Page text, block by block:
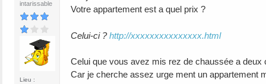
intarissable
Lieu :
Votre appartement est a quel prix ?
Celui-ci ?http://xxxxxxxxxxxxxxx.html
Celui que vous avez mis rez de chaussée a deux
Car je cherche assez urge ment un appartement